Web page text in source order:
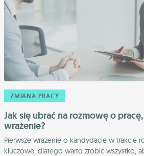
ZMIANA PRACY
Jak się ubrać na rozmowę o
wrażenie?
Pierwsze wrażenie o kandydacie w trakcie
kluczowe, dlatego warto zrobić wszystko,